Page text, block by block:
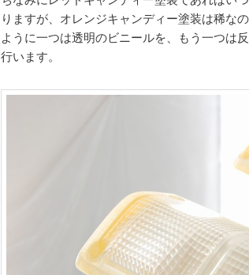
りますが、オレンジキャンディー塗装は稀な
ように一つは透明のビニールを、もう一つは
行います。